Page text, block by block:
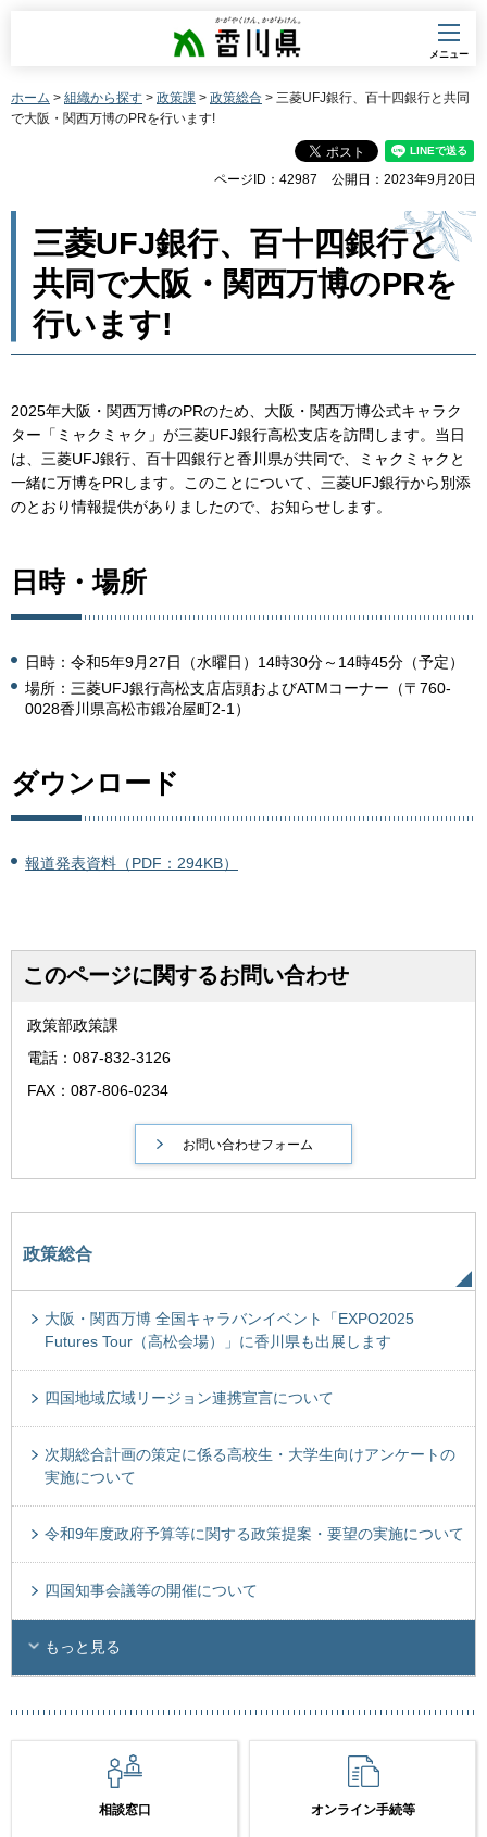
香川県
メニュー
ホーム > 組織から探す > 政策課 > 政策総合 > 三菱UFJ銀行、百十四銀行と共同
で大阪・関西万博のPRを行います!
ページID：42987 公開日：2023年9月20日
三菱UFJ銀行、百十四銀行と
共同で大阪・関西万博のPRを
行います!
2025年大阪・関西万博のPRのため、大阪・関西万博公式キャラク
ター「ミャクミャク」が三菱UFJ銀行高松支店を訪問します。当日
は、三菱UFJ銀行、百十四銀行と香川県が共同で、ミャクミャクと
一緒に万博をPRします。このことについて、三菱UFJ銀行から別添
のとおり情報提供がありましたので、お知らせします。
日時・場所
日時：令和5年9月27日（水曜日）14時30分～14時45分（予定）
場所：三菱UFJ銀行高松支店店頭およびATMコーナー（〒760-
0028香川県高松市鍛冶屋町2-1）
ダウンロード
報道発表資料（PDF：294KB）
このページに関するお問い合わせ
政策部政策課
電話：087-832-3126
FAX：087-806-0234
政策総合
大阪・関西万博 全国キャラバンイベント「EXPO2025
Futures Tour（高松会場）」に香川県も出展します
四国地域広域リージョン連携宣言について
次期総合計画の策定に係る高校生・大学生向けアンケートの
実施について
令和9年度政府予算等に関する政策提案・要望の実施について
四国知事会議等の開催について
もっと見る
相談窓口 オンライン手続等